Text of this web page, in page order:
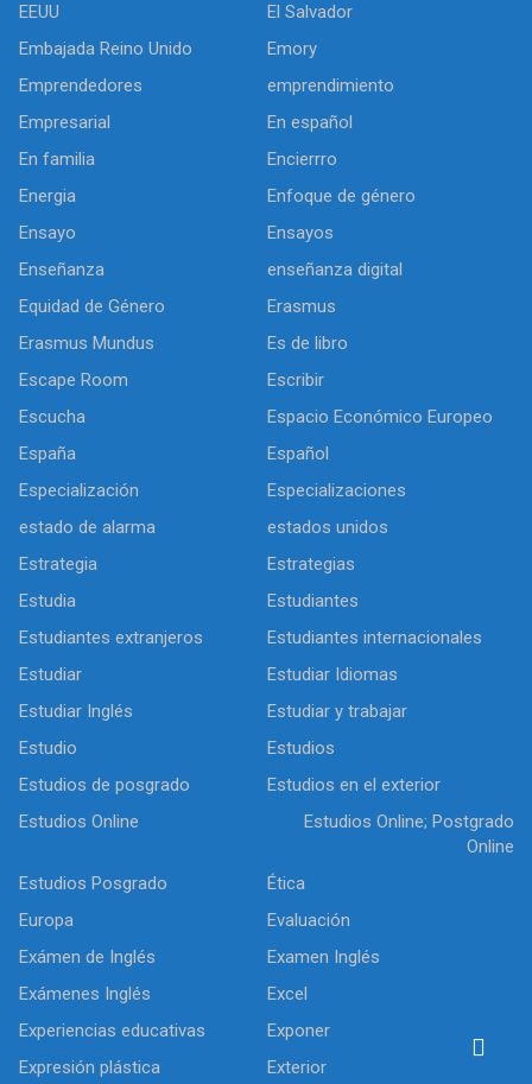
EEUU
El Salvador
Embajada Reino Unido
Emory
Emprendedores
emprendimiento
Empresarial
En español
En familia
Encierrro
Energia
Enfoque de género
Ensayo
Ensayos
Enseñanza
enseñanza digital
Equidad de Género
Erasmus
Erasmus Mundus
Es de libro
Escape Room
Escribir
Escucha
Espacio Económico Europeo
España
Español
Especialización
Especializaciones
estado de alarma
estados unidos
Estrategia
Estrategias
Estudia
Estudiantes
Estudiantes extranjeros
Estudiantes internacionales
Estudiar
Estudiar Idiomas
Estudiar Inglés
Estudiar y trabajar
Estudio
Estudios
Estudios de posgrado
Estudios en el exterior
Estudios Online
Estudios Online; Postgrado
Online
Estudios Posgrado
Ética
Europa
Evaluación
Exámen de Inglés
Examen Inglés
Exámenes Inglés
Excel
Experiencias educativas
Exponer
Expresión plástica
Exterior